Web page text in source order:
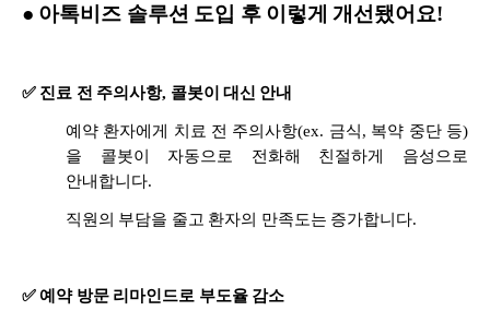
● 아톡비즈 솔루션 도입 후 이렇게 개선됐어요!
✅ 진료 전 주의사항, 콜봇이 대신 안내
예약 환자에게 치료 전 주의사항(ex. 금식, 복약 중단 등)
을 콜봇이 자동으로 전화해 친절하게 음성으로
안내합니다.
직원의 부담을 줄고 환자의 만족도는 증가합니다.
✅ 예약 방문 리마인드로 부도율 감소